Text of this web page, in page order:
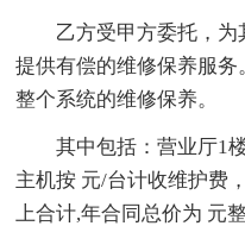
乙方受甲方委托，
提供有偿的维修保养服务
整个系统的维修保养。
其中包括：营业厅1
主机按 元/台计收维护费
上合计,年合同总价为 元